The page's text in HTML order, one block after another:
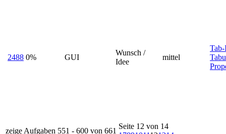
2488 0% GUI
Wunsch /
Idee
mittel
zeige Aufgaben 551 - 600 von 661
Seite 12 von 14